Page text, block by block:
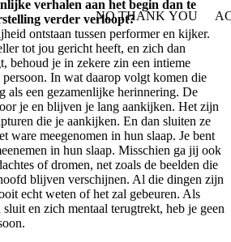
verhalen aan het begin dan te
verder verloopt?
ontstaan tussen performer en kijker.
tot jou gericht heeft, en zich dan
behoud je in zekere zin een intieme
In wat daarop volgt komen die
als een gezamenlijke herinnering. De
je en blijven je lang aankijken. Het zijn
die je aankijken. En dan sluiten ze
ware meegenomen in hun slaap. Je bent
in hun slaap. Misschien ga jij ook
of dromen, net zoals de beelden die
blijven verschijnen. Al die dingen zijn
echt weten of het zal gebeuren. Als
en zich mentaal terugtrekt, heb je geen
NO THANK YOU
WITHDRAW